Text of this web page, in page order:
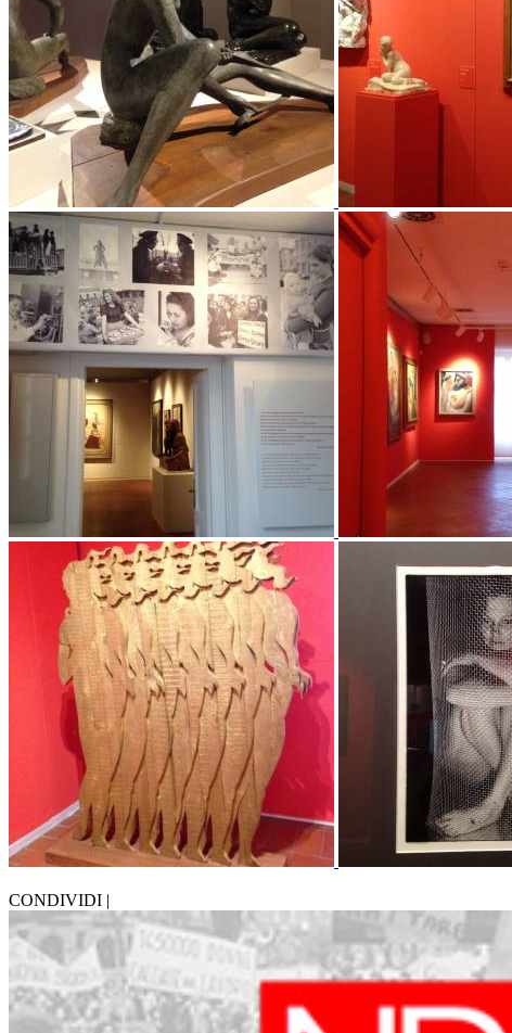
CONDIVIDI |